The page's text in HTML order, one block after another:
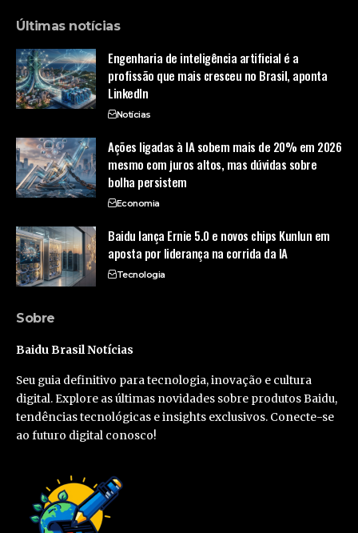
Últimas notícias
Engenharia de inteligência artificial é a
profissão que mais cresceu no Brasil, aponta
LinkedIn
Notícias
Ações ligadas à IA sobem mais de 20% em 2026
mesmo com juros altos, mas dúvidas sobre
bolha persistem
Economia
Baidu lança Ernie 5.0 e novos chips Kunlun em
aposta por liderança na corrida da IA
Tecnologia
Sobre
Baidu Brasil Notícias
Seu guia definitivo para tecnologia, inovação e cultura
digital. Explore as últimas novidades sobre produtos Baidu,
tendências tecnológicas e insights exclusivos. Conecte-se
ao futuro digital conosco!